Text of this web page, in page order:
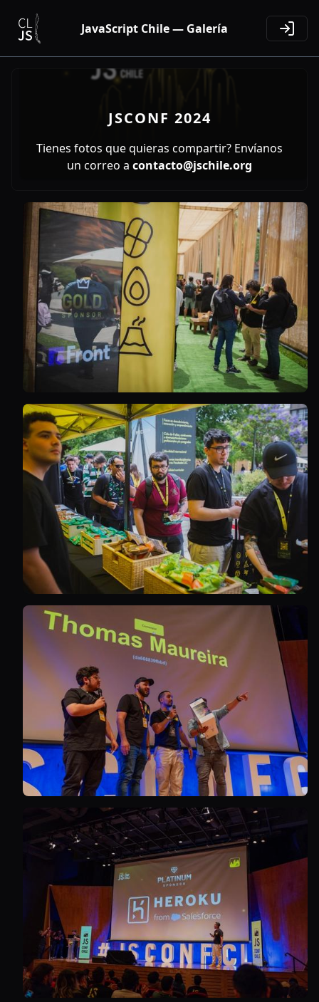
JavaScript Chile — Galería
JSCONF 2024
Tienes fotos que quieras compartir? Envíanos
un correo a contacto@jschile.org